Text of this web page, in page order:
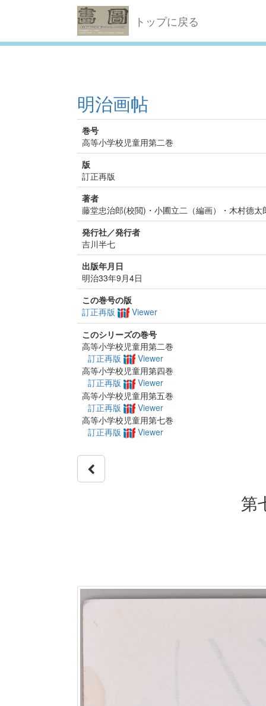
トップに戻る
明治画帖
巻号
高等小学校児童用第二巻
版
訂正再版
著者
藤堂忠治郎(校閲)・小圃立二（編画）・木村德太
発行社／発行者
吉川半七
出版年月日
明治33年9月4日
この巻号の版
訂正再版
Viewer
このシリーズの巻号
高等小学校児童用第二巻
訂正再版
Viewer
高等小学校児童用第四巻
訂正再版
Viewer
高等小学校児童用第五巻
訂正再版
Viewer
高等小学校児童用第七巻
訂正再版
Viewer
第